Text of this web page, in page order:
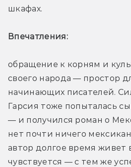
шкафах.
Впечатления:
обращение к корням и
своего народа — простор
начинающих писателей.
Гарсия тоже попыталась
— и получился роман о
нет почти ничего
автор долгое время живет
чувствуется — с тем же